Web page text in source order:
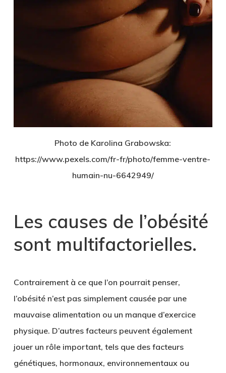
Photo de Karolina Grabowska:
https://www.pexels.com/fr-fr/photo/femme-ventre-
humain-nu-6642949/
Les causes de l’obésité
sont multifactorielles.
Contrairement à ce que l’on pourrait penser,
l’obésité n’est pas simplement causée par une
mauvaise alimentation ou un manque d’exercice
physique. D’autres facteurs peuvent également
jouer un rôle important, tels que des facteurs
génétiques, hormonaux, environnementaux ou